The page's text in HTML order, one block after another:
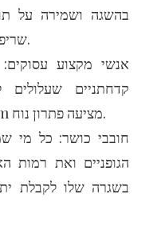
בהשגה ושמירה על
שריפת השומן היעילות של התוסף.
אנשי מקצוע
קדחתניים
דיאטה מסורתיות, NexaSlim מציעה פתרון נוח.
חובבי כושר: כל מי
הגופניים ואת רמות